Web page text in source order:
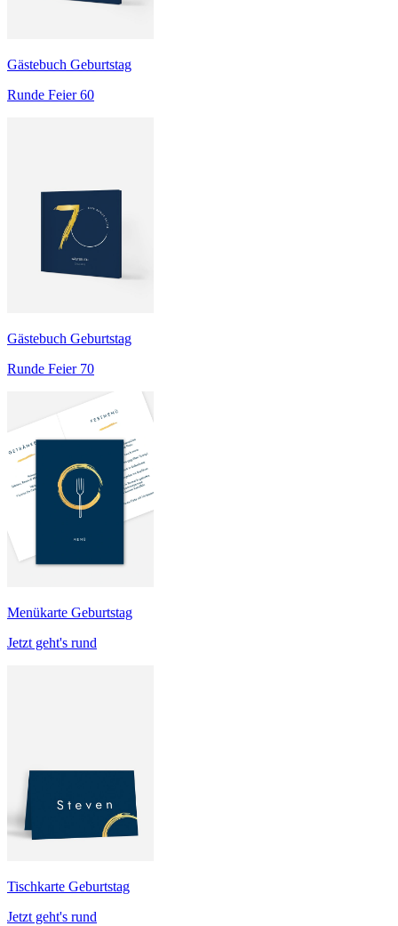
Gästebuch Geburtstag
Runde Feier 60
Gästebuch Geburtstag
Runde Feier 70
Menükarte Geburtstag
Jetzt geht's rund
Tischkarte Geburtstag
Jetzt geht's rund